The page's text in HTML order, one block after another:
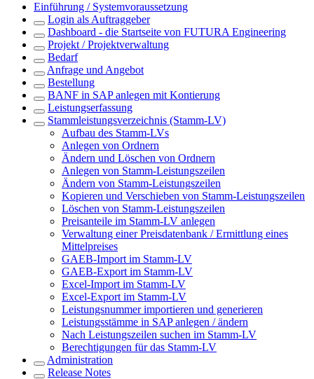
Einführung / Systemvoraussetzung
Login als Auftraggeber
Dashboard - die Startseite von FUTURA Engineering
Projekt / Projektverwaltung
Bedarf
Anfrage und Angebot
Bestellung
BANF in SAP anlegen mit Kontierung
Leistungserfassung
Stammleistungsverzeichnis (Stamm-LV)
Aufbau des Stamm-LVs
Anlegen von Ordnern
Ändern und Löschen von Ordnern
Anlegen von Stamm-Leistungszeilen
Ändern von Stamm-Leistungszeilen
Kopieren und Verschieben von Stamm-Leistungszeilen
Löschen von Stamm-Leistungszeilen
Preisanteile im Stamm-LV anlegen
Verwaltung einer Preisdatenbank / Ermittlung eines
Mittelpreises
GAEB-Import im Stamm-LV
GAEB-Export im Stamm-LV
Excel-Import im Stamm-LV
Excel-Export im Stamm-LV
Leistungsnummer importieren und generieren
Leistungsstämme in SAP anlegen / ändern
Nach Leistungszeilen suchen im Stamm-LV
Berechtigungen für das Stamm-LV
Administration
Release Notes